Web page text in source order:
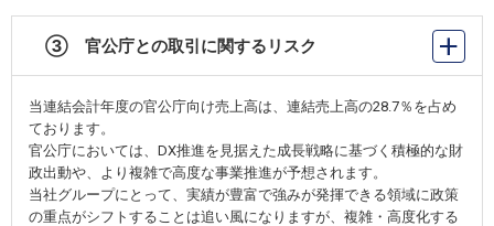
③ 官公庁との取引に関するリスク
当連結会計年度の官公庁向け売上高は、連結売上高の28.7％を占め
ております。
官公庁においては、DX推進を見据えた成長戦略に基づく積極的な財
政出動や、より複雑で高度な事業推進が予想されます。
当社グループにとって、実績が豊富で強みが発揮できる領域に政策
の重点がシフトすることは追い風になりますが、複雑・高度化する